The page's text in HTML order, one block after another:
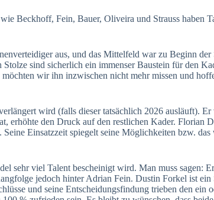
Beckhoff, Fein, Bauer, Oliveira und Strauss haben
aus, und das Mittelfeld war zu Beginn
sind sicherlich ein immenser Baustein für den
wir ihn inzwischen nicht mehr missen und
wird (falls dieser tatsächlich 2026 ausläuft).
erhöhte den Druck auf den restlichen Kader. Florian
Einsatzzeit spiegelt seine Möglichkeiten bzw.
sehr viel Talent bescheinigt wird. Man muss sagen:
jedoch hinter Adrian Fein. Dustin Forkel ist
und seine Entscheidungsfindung trieben den ein